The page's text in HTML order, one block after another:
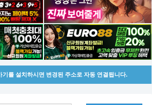
기를 설치하시면 변경된 주소로 자동 연결됩니다.